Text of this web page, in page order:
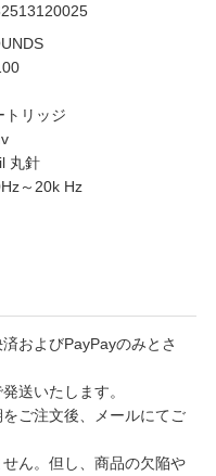
トリッジ
丸針
～20k Hz
およびPayPayのみとさ
送いたします。
ご注文後、メールにてご
ん。但し、商品の欠陥や